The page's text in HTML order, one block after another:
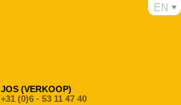
JOS (VERKOOP)
+31 (0)6 - 53 11 47 40
EN